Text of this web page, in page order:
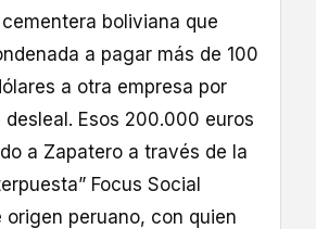
boliviana que
a pagar más de 100
a otra empresa por
Esos 200.000 euros
a Zapatero a través de la
Focus Social
origen peruano, con quien